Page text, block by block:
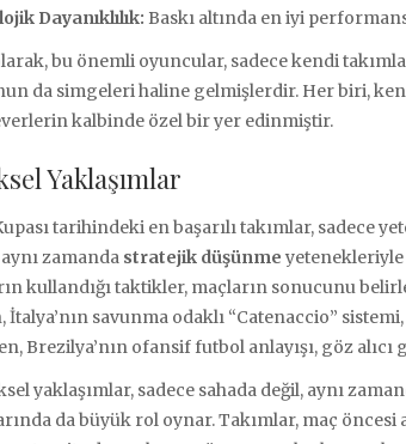
Dayanıklılık: Baskı altında en iyi
bu önemli oyuncular, sadece kendi
da simgeleri haline gelmişlerdir. Her biri,
kalbinde özel bir yer edinmiştir.
Yaklaşımlar
tarihindeki en başarılı takımlar, sadece
zamanda stratejik düşünme yetenekleriyle
kullandığı taktikler, maçların sonucunu
İtalya’nın savunma odaklı “Catenaccio”
Brezilya’nın ofansif futbol anlayışı, göz
yaklaşımlar, sadece sahada değil, aynı
da büyük rol oynar. Takımlar, maç